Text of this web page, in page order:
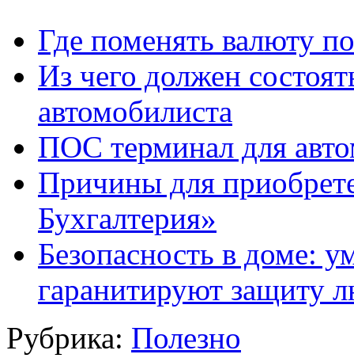
Где поменять валюту
Из чего должен
автомобилиста
ПОС терминал для
Причины для
Бухгалтерия»
Безопасность в доме:
гаранитируют защиту
Рубрика: Полезно